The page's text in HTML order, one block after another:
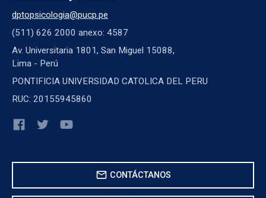
dptopsicologia@pucp.pe
(511) 626 2000 anexo: 4587
Av. Universitaria 1801, San Miguel 15088,
Lima - Perú
PONTIFICIA UNIVERSIDAD CATOLICA DEL PERU
RUC: 20155945860
mail CONTÁCTANOS